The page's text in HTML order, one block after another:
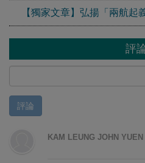
【獨家文章】弘揚「兩航起
評
評論
KAM LEUNG JOHN YUEN